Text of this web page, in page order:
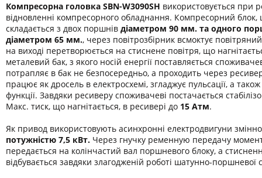
Компресорна головка SBN-W3090SH використовується при
відновленні компресорного обладнання. Компресорний блок,
складається з двох поршнів діаметром 90 мм. та одного
діаметром 65 мм., через повітрозбірник всмоктує
на виході перетворюється на стиснене повітря, що
металевий бак, з якого носій енергії поставляється
потрапляє в бак не безпосередньо, а проходить через
працює як дросель в електросхемі, згладжує пульсації, а
функції. Завдяки ресиверу споживачеві постачається
Макс. тиск, що нагнітається, в ресивері до 15 Атм.
Як привод використовують асинхронні електродвигуни
потужністю 7,5 кВт. Через гнучку ременную передачу
передається на колінчастий вал поршневого блоку, а
відбувається завдяки злагодженій роботі шатунно-поршневої